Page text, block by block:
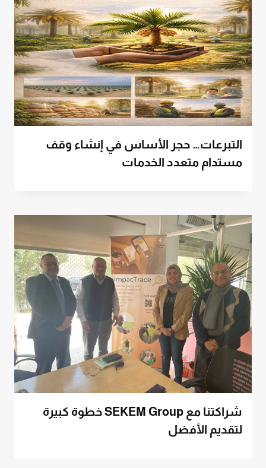
التبرعات… حجر الأساس في إنشاء وقف
مستدام متعدد الخدمات
شراكتنا مع SEKEM Group خطوة كبيرة
لتقديم الأفضل